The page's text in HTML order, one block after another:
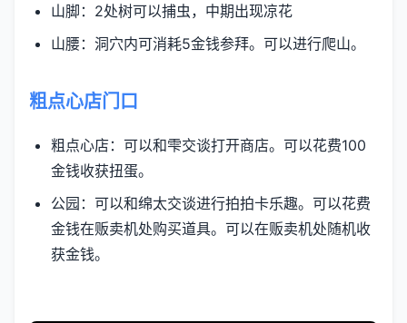
山脚：2处树可以捕虫，中期出现凉花
山腰：洞穴内可消耗5金钱参拜。可以进行爬山。
粗点心店门口
粗点心店：可以和雫交谈打开商店。可以花费100
金钱收获扭蛋。
公园：可以和绵太交谈进行拍拍卡乐趣。可以花费
金钱在贩卖机处购买道具。可以在贩卖机处随机收
获金钱。